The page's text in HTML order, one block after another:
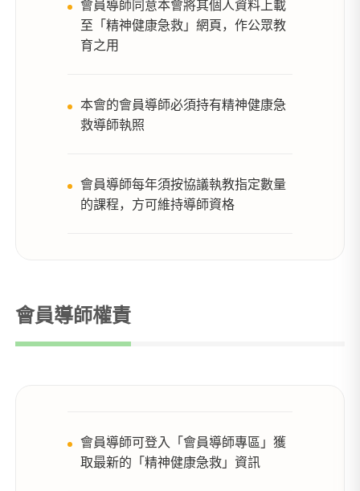
會員導師同意本會將其個人資料上載
至「精神健康急救」網頁，作公眾教
育之用
本會的會員導師必須持有精神健康急
救導師執照
會員導師每年須按協議執教指定數量
的課程，方可維持導師資格
會員導師權責
會員導師可登入「會員導師專區」獲
取最新的「精神健康急救」資訊